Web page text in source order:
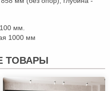
мм.
1000 мм
ТОВАРЫ